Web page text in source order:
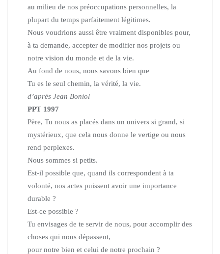
au milieu de nos préoccupations personnelles, la
plupart du temps parfaitement légitimes.
Nous voudrions aussi être vraiment disponibles pour,
à ta demande, accepter de modifier nos projets ou
notre vision du monde et de la vie.
Au fond de nous, nous savons bien que
Tu es le seul chemin, la vérité, la vie.
d’après Jean Boniol
PPT 1997
Père, Tu nous as placés dans un univers si grand, si
mystérieux, que cela nous donne le vertige ou nous
rend perplexes.
Nous sommes si petits.
Est-il possible que, quand ils correspondent à ta
volonté, nos actes puissent avoir une importance
durable ?
Est-ce possible ?
Tu envisages de te servir de nous, pour accomplir des
choses qui nous dépassent,
pour notre bien et celui de notre prochain ?